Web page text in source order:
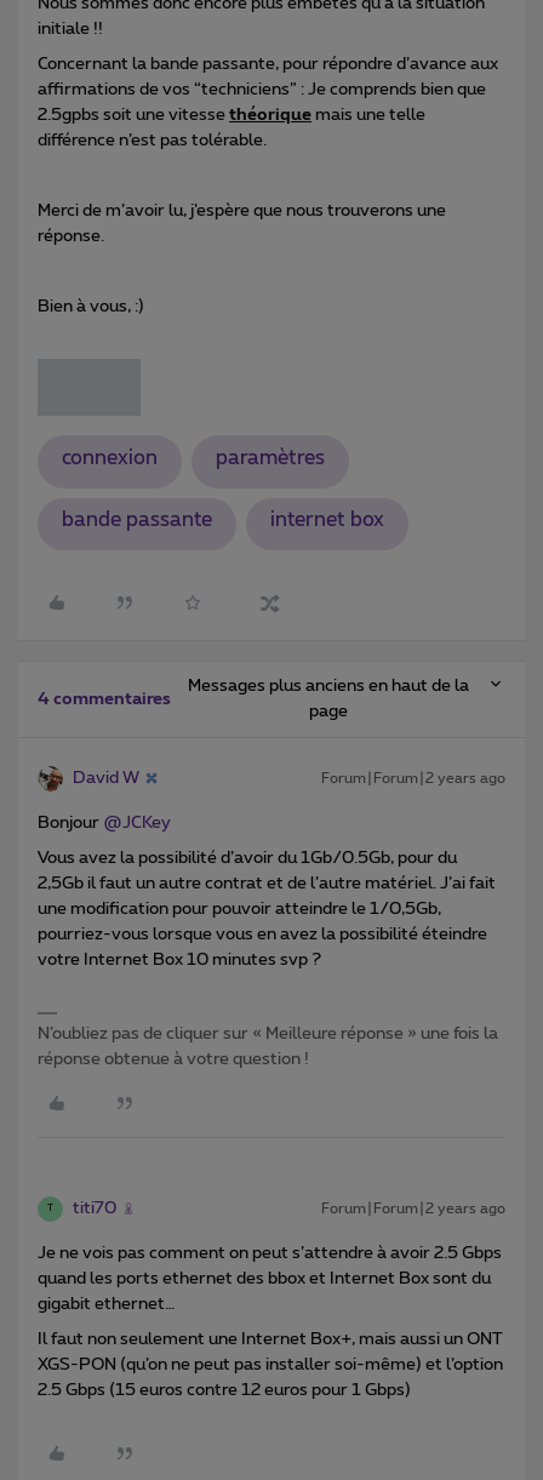
initiale !!
Concernant la bande passante, pour répondre d’avance aux
affirmations de vos “techniciens” : Je comprends bien que
2.5gpbs soit une vitesse théorique mais une telle
différence n’est pas tolérable.
Merci de m’avoir lu, j’espère que nous trouverons une
réponse.
Bien à vous, :)
connexion paramètres
bande passante internet box
4 commentaires
Messages plus anciens en haut de la
page
David W Forum|Forum|2 years ago
Bonjour @JCKey
Vous avez la possibilité d’avoir du 1Gb/0.5Gb, pour du
2,5Gb il faut un autre contrat et de l’autre matériel. J’ai fait
une modification pour pouvoir atteindre le 1/0,5Gb,
pourriez-vous lorsque vous en avez la possibilité éteindre
votre Internet Box 10 minutes svp ?
N’oubliez pas de cliquer sur « Meilleure réponse » une fois la
réponse obtenue à votre question !
titi70 Forum|Forum|2 years ago
Je ne vois pas comment on peut s’attendre à avoir 2.5 Gbps
quand les ports ethernet des bbox et Internet Box sont du
gigabit ethernet…
Il faut non seulement une Internet Box+, mais aussi un ONT
XGS-PON (qu’on ne peut pas installer soi-même) et l’option
2.5 Gbps (15 euros contre 12 euros pour 1 Gbps)